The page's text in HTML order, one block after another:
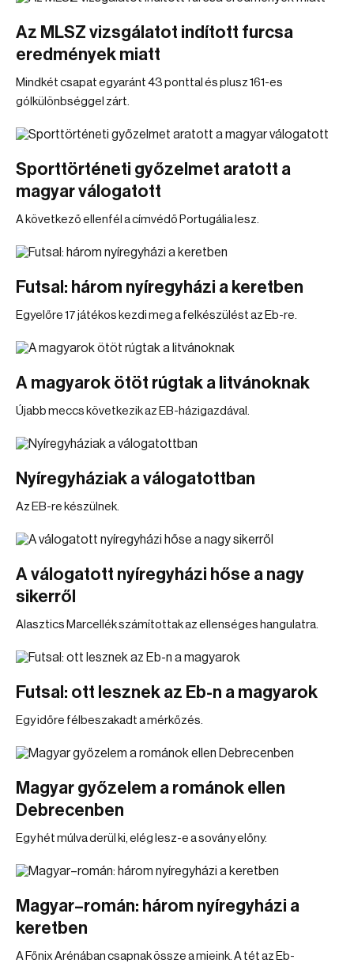
Az MLSZ vizsgálatot indított furcsa
eredmények miatt
Mindkét csapat egyaránt 43 ponttal és plusz 161-es
gólkülönbséggel zárt.
Sporttörténeti győzelmet aratott a
magyar válogatott
A következő ellenfél a címvédő Portugália lesz.
Futsal: három nyíregyházi a keretben
Egyelőre 17 játékos kezdi meg a felkészülést az Eb-re.
A magyarok ötöt rúgtak a litvánoknak
Újabb meccs következik az EB-házigazdával.
Nyíregyháziak a válogatottban
Az EB-re készülnek.
A válogatott nyíregyházi hőse a nagy
sikerről
Alasztics Marcellék számítottak az ellenséges hangulatra.
Futsal: ott lesznek az Eb-n a magyarok
Egy időre félbeszakadt a mérkőzés.
Magyar győzelem a románok ellen
Debrecenben
Egy hét múlva derül ki, elég lesz-e a sovány előny.
Magyar–román: három nyíregyházi a
keretben
A Főnix Arénában csapnak össze a mieink. A tét az Eb-